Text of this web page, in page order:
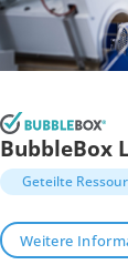
BubbleBox
Geteilte
Weitere